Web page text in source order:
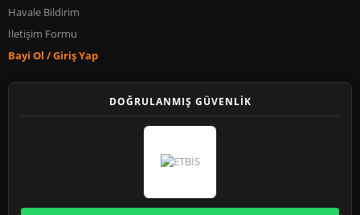
Havale Bildirim
İletişim Formu
Bayi Ol / Giriş Yap
DOĞRULANMIŞ GÜVENLİK